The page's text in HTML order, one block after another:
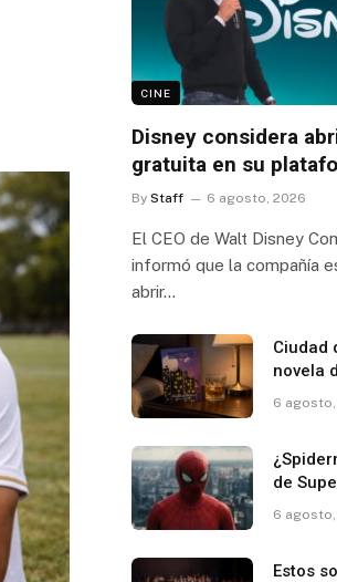
CINE
Disney considera
gratuita en su
By Staff 6 agosto, 2026
El CEO de Walt Disney
informó que la compañía
abrir…
Ciudad
novela
6
de
6
Estos